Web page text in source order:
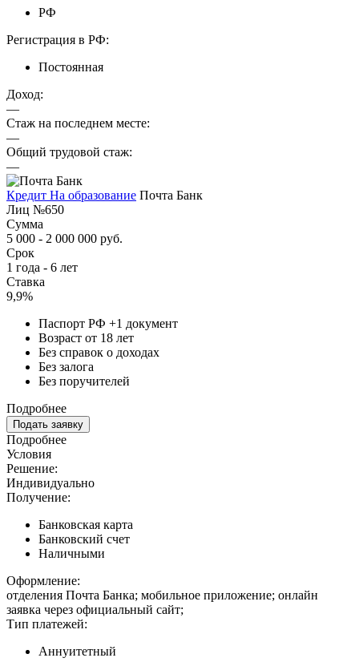
РФ
Регистрация в РФ:
Постоянная
Доход:
—
Стаж на последнем месте:
—
Общий трудовой стаж:
—
Кредит На образование Почта Банк
Лиц №650
Сумма
5 000 - 2 000 000 руб.
Срок
1 года - 6 лет
Ставка
9,9%
Паспорт РФ +1 документ
Возраст от 18 лет
Без справок о доходах
Без залога
Без поручителей
Подробнее
Подать заявку
Подробнее
Условия
Решение:
Индивидуально
Получение:
Банковская карта
Банковский счет
Наличными
Оформление:
отделения Почта Банка; мобильное приложение; онлайн
заявка через официальный сайт;
Тип платежей:
Аннуитетный